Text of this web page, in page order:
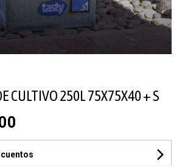
CULTIVO 250L 75X75X40 + S